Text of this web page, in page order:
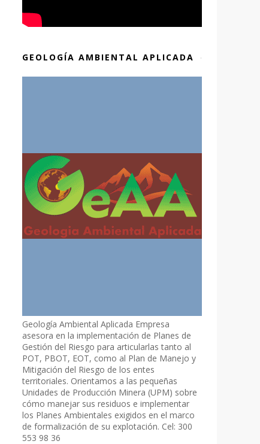
GEOLOGÍA AMBIENTAL APLICADA
Geología Ambiental Aplicada Empresa
asesora en la implementación de Planes de
Gestión del Riesgo para articularlas tanto al
POT, PBOT, EOT, como al Plan de Manejo y
Mitigación del Riesgo de los entes
territoriales. Orientamos a las pequeñas
Unidades de Producción Minera (UPM) sobre
cómo manejar sus residuos e implementar
los Planes Ambientales exigidos en el marco
de formalización de su explotación. Cel: 300
553 98 36